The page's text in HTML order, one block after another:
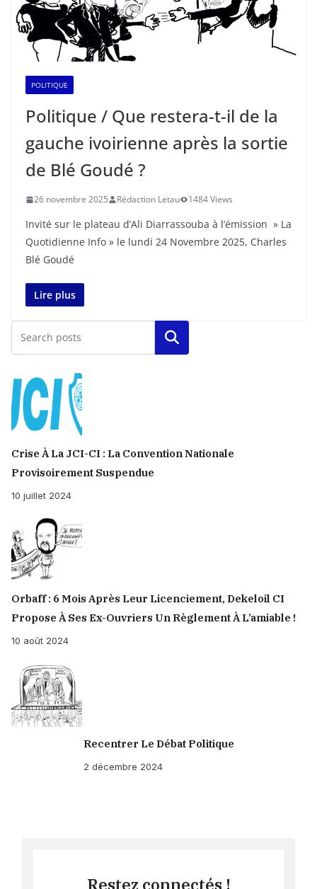
POLITIQUE
Politique / Que restera-t-il de la
gauche ivoirienne après la sortie
de Blé Goudé ?
26 novembre 2025 Rédaction Letau 1484 Views
Invité sur le plateau d’Ali Diarrassouba à l’émission » La
Quotidienne Info » le lundi 24 Novembre 2025, Charles
Blé Goudé
Lire plus
Rechercher
Crise À La JCI-CI : La Convention Nationale
Provisoirement Suspendue
10 juillet 2024
Orbaff : 6 Mois Après Leur Licenciement, Dekeloil CI
Propose À Ses Ex-Ouvriers Un Règlement À L’amiable !
10 août 2024
Recentrer Le Débat Politique
2 décembre 2024
Restez connectés !